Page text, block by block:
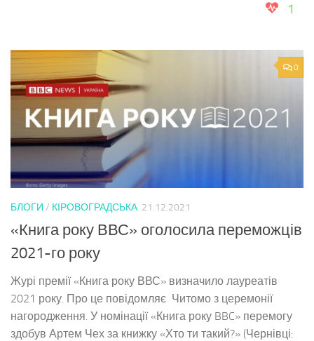
1
0
БЛОГИ / КІРОВОГРАДСЬКА 21.12.2021
«Книга року ВВС» оголосила переможців
2021-го року
Журі премії «Книга року ВВС» визначило лауреатів
2021 року. Про це повідомляє Читомо з церемонії
нагородження. У номінації «Книга року BBC» перемогу
здобув Артем Чех за книжку «Хто ти такий?» (Чернівці: